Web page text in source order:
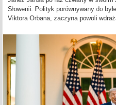
Słowenii. Polityk porównywany do
Viktora Orbana, zaczyna powoli